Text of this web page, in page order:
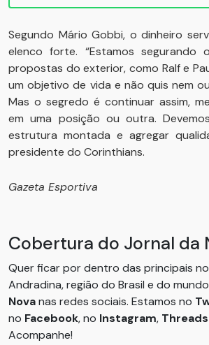
Segundo Mário Gobbi, o dinheiro
elenco forte. “Estamos segurando
propostas do exterior, como Ralf e
um objetivo de vida e não quis nem
Mas o segredo é continuar assim,
em uma posição ou outra.
estrutura montada e agregar
presidente do Corinthians.
Gazeta Esportiva
Cobertura do Jornal da
Quer ficar por dentro das principais
Andradina, região do Brasil e do
Novanas redes sociais. Estamos no
no Facebook, no Instagram, Threads
Acompanhe!